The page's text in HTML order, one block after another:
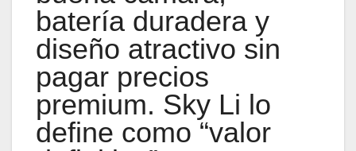
batería duradera y
diseño atractivo sin
pagar precios
premium. Sky Li lo
define como “valor